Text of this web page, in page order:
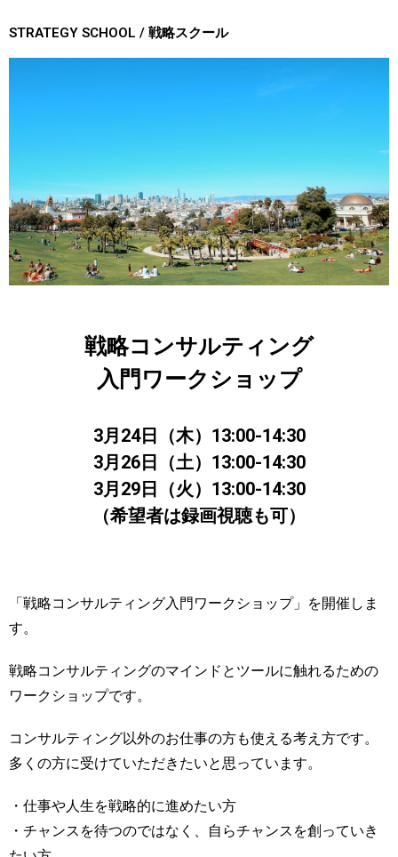
STRATEGY SCHOOL / 戦略スクール
戦略コンサルティング
入門ワークショップ
3月24日（木）13:00-14:30
3月26日（土）13:00-14:30
3月29日（火）13:00-14:30
（希望者は録画視聴も可）
「戦略コンサルティング入門ワークショップ」を開催しま
す。
戦略コンサルティングのマインドとツールに触れるための
ワークショップです。
コンサルティング以外のお仕事の方も使える考え方です。
多くの方に受けていただきたいと思っています。
・仕事や人生を戦略的に進めたい方
・チャンスを待つのではなく、自らチャンスを創っていき